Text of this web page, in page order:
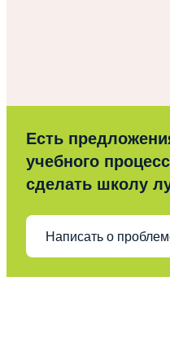
Есть
учебного
сделать школу
Написать о